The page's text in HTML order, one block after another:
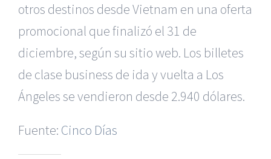
otros destinos desde Vietnam en una oferta
promocional que finalizó el 31 de
diciembre, según su sitio web. Los billetes
de clase business de ida y vuelta a Los
Ángeles se vendieron desde 2.940 dólares.
Fuente: Cinco Días
|Recursos Administrativos|BGD Abogados Murcia
Abogados Alicante|BGD Abogados Madrid|GM
Servicios de nuestra Firma |
|Formación para Abogados